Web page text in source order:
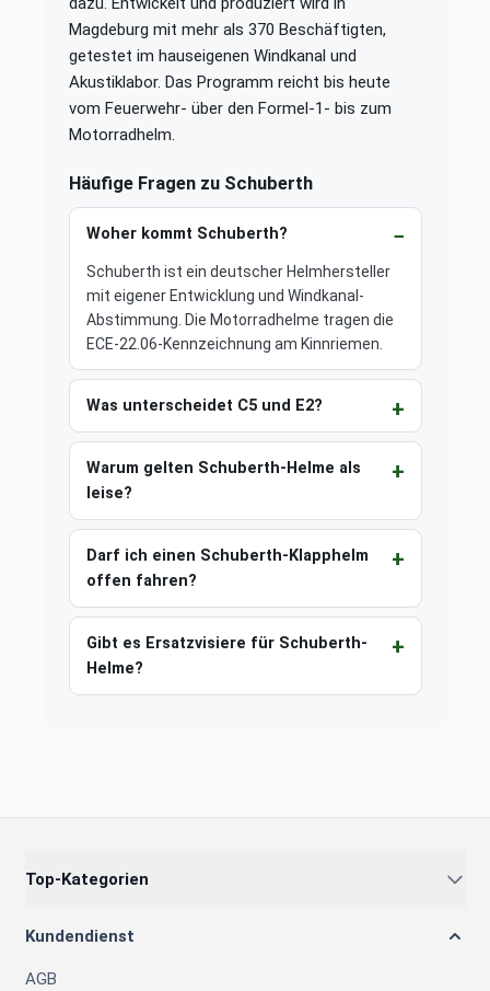
Magdeburg mit mehr als 370 Beschäftigten,
getestet im hauseigenen Windkanal und
Akustiklabor. Das Programm reicht bis heute
vom Feuerwehr- über den Formel-1- bis zum
Motorradhelm.
Häufige Fragen zu Schuberth
Woher kommt Schuberth?
Schuberth ist ein deutscher Helmhersteller
mit eigener Entwicklung und Windkanal-
Abstimmung. Die Motorradhelme tragen die
ECE-22.06-Kennzeichnung am Kinnriemen.
Was unterscheidet C5 und E2?
Warum gelten Schuberth-Helme als
leise?
Darf ich einen Schuberth-Klapphelm
offen fahren?
Gibt es Ersatzvisiere für Schuberth-
Helme?
Top-Kategorien
Kundendienst
AGB